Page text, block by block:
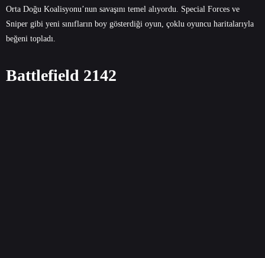
Orta Doğu Koalisyonu’nun savaşını temel alıyordu. Special Forces ve
Sniper gibi yeni sınıfların boy gösterdiği oyun, çoklu oyuncu haritalarıyla
beğeni topladı.
Battlefield 2142